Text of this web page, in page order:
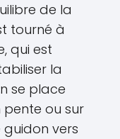
de la
tourné à
qui est
la
se place
ou sur
guidon vers